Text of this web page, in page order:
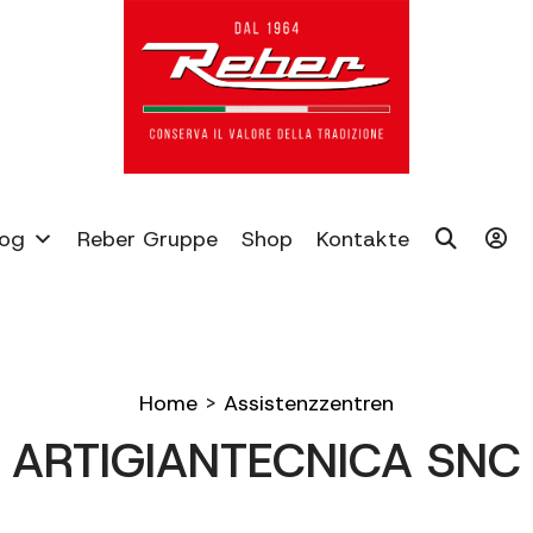
Reber Gruppe Shop Kontakte
Home > Assistenzzentren
ARTIGIANTECNICA SNC